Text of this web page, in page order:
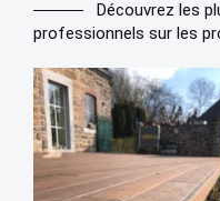
Découvrez les
professionnels sur les